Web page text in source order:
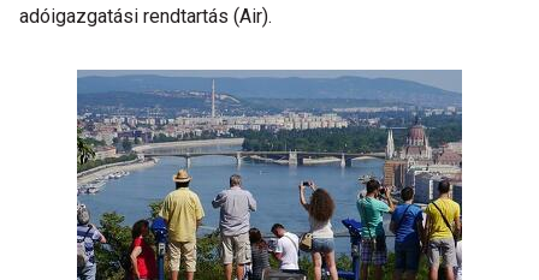
adóigazgatási rendtartás (Air).